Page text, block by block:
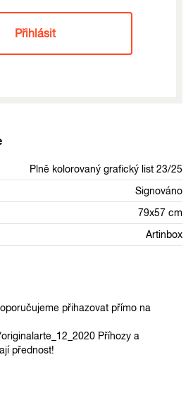
Přihlásit
Plně kolorovaný grafický list 23/25
Signováno
79x57 cm
Artinbox
přihazovat přímo na
Příhozy a
přednost!